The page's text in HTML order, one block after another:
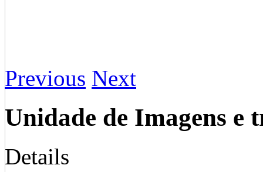
Previous Next
Unidade de Imagens e
Details